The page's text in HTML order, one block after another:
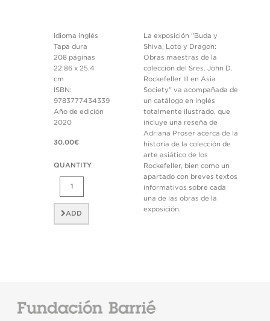
Idioma inglés
Tapa dura
208 páginas
22.86 x 25.4
cm
ISBN:
9783777434339
Año de edición
2020
30.00€
QUANTITY
ADD
La exposición "Buda y
Shiva, Loto y Dragon:
Obras maestras de la
colección del Sres. John D.
Rockefeller III en Asia
Society" va acompañada de
un catálogo en inglés
totalmente ilustrado, que
incluye una reseña de
Adriana Proser acerca de la
historia de la colección de
arte asiático de los
Rockefeller, bien como un
apartado con breves textos
informativos sobre cada
una de las obras de la
exposición.